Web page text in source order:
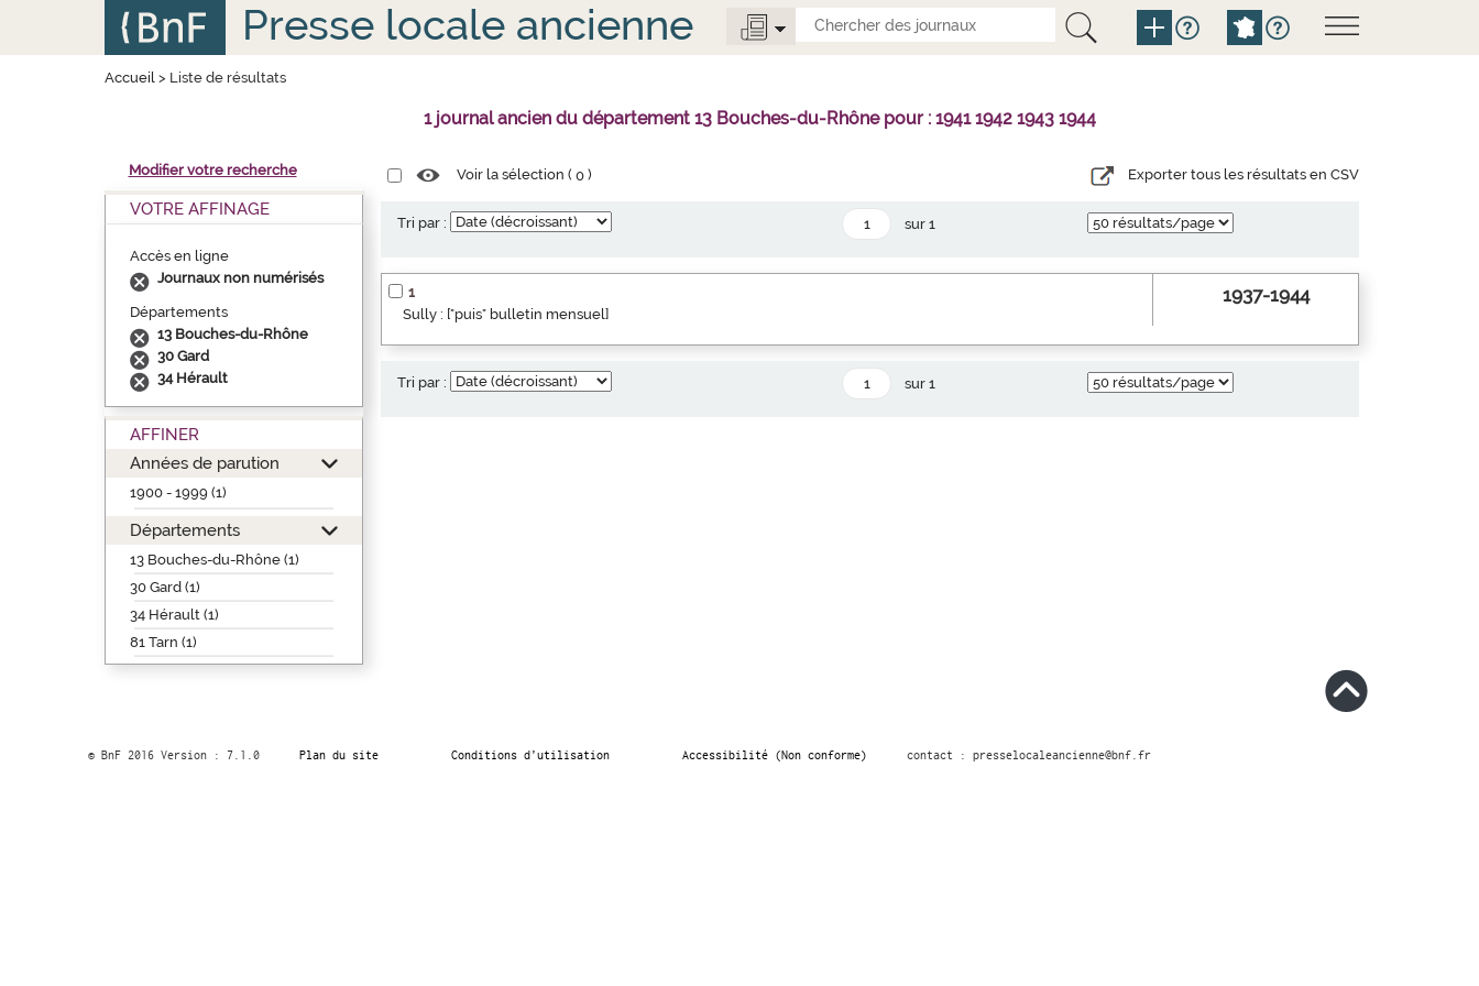
Presse locale ancienne
Accueil> Liste de résultats
1 journal ancien du département 13 Bouches-du-Rhône pour : 1941 1942 1943 1944
Modifier votre recherche
VOTRE AFFINAGE
Accès en ligne
Journaux non numérisés
Départements
13 Bouches-du-Rhône
30 Gard
34 Hérault
AFFINER
Années de parution
1900 - 1999 (1)
Départements
13 Bouches-du-Rhône (1)
30 Gard (1)
34 Hérault (1)
81 Tarn (1)
Voir la sélection (0 ) Exporter tous les résultats en CSV
Tri par : sur 1
1
Sully : ["puis" bulletin mensuel]
1937-1944
Tri par : sur 1
© BnF 2016 Version : 7.1.0 Plan du site Conditions d’utilisation Accessibilité (Non conforme) contact : presselocaleancienne@bnf.fr
Panneau de gestion des cookies